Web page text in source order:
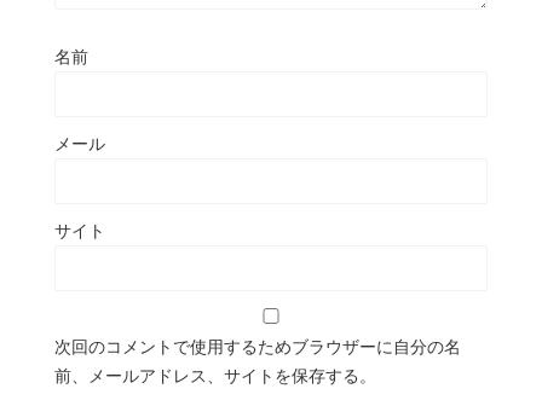
名前
メール
サイト
次回のコメントで使用するためブラウザーに自分の名
前、メールアドレス、サイトを保存する。